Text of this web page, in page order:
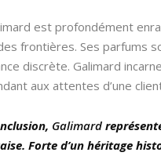
est profondément
frontières. Ses parfums
discrète. Galimard
aux attentes d’une
Galimard
Forte d’un héritage